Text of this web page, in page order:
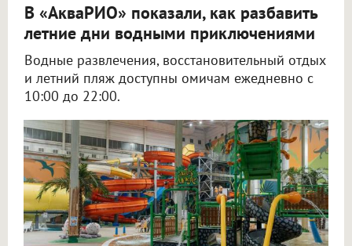
В «АкваРИО» показали, как разбавить
летние дни водными приключениями
Водные развлечения, восстановительный отдых
и летний пляж доступны омичам ежедневно с
10:00 до 22:00.